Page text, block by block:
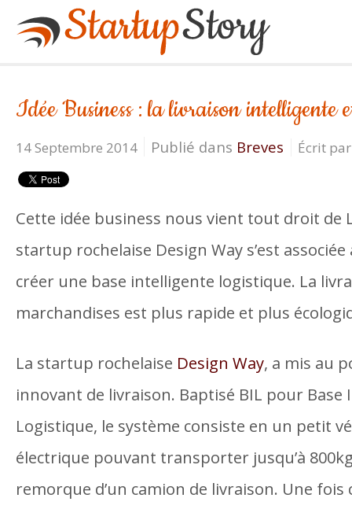
Idée Business : la livraison intelligente
14 Septembre 2014 Publié dans Breves Écrit
Cette idée business nous vient tout droit de
startup rochelaise Design Way s’est
créer une base intelligente logistique. La
marchandises est plus rapide et plus
La startup rochelaise Design Way, a mis au
innovant de livraison. Baptisé BIL pour Base
Logistique, le système consiste en un petit
électrique pouvant transporter jusqu’à
remorque d’un camion de livraison. Une fois